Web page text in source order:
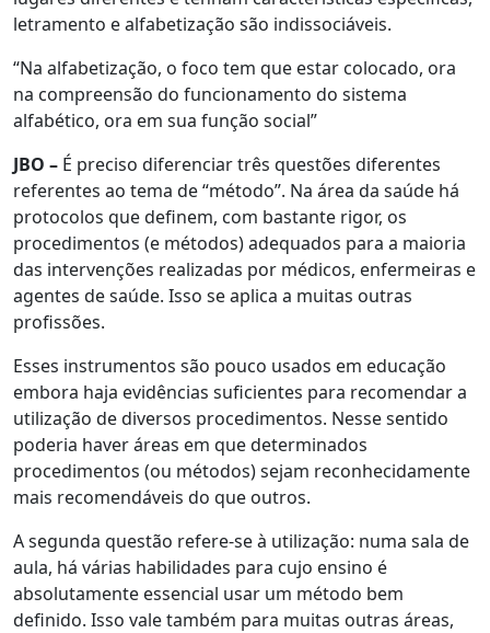
letramento e alfabetização são indissociáveis.
“Na alfabetização, o foco tem que estar colocado, ora
na compreensão do funcionamento do sistema
alfabético, ora em sua função social”
JBO – É preciso diferenciar três questões diferentes
referentes ao tema de “método”. Na área da saúde há
protocolos que definem, com bastante rigor, os
procedimentos (e métodos) adequados para a maioria
das intervenções realizadas por médicos, enfermeiras e
agentes de saúde. Isso se aplica a muitas outras
profissões.
Esses instrumentos são pouco usados em educação
embora haja evidências suficientes para recomendar a
utilização de diversos procedimentos. Nesse sentido
poderia haver áreas em que determinados
procedimentos (ou métodos) sejam reconhecidamente
mais recomendáveis do que outros.
A segunda questão refere-se à utilização: numa sala de
aula, há várias habilidades para cujo ensino é
absolutamente essencial usar um método bem
definido. Isso vale também para muitas outras áreas,